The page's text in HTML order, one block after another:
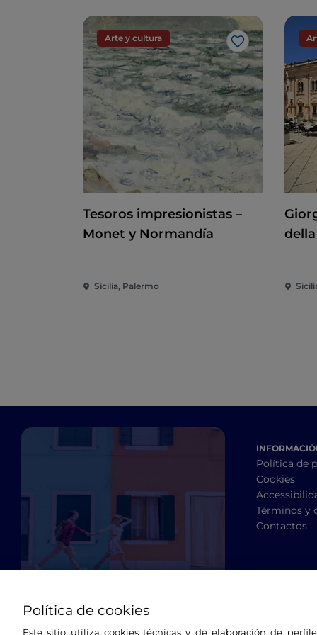
Arte y cultura
Me gusta
Tesoros impresionistas –
Monet y Normandía
Sicilia, Palermo
Política de
Cookies
Términos y
Contactos
Política de cookies
Este sitio utiliza cookies técnicas y de elaboración de